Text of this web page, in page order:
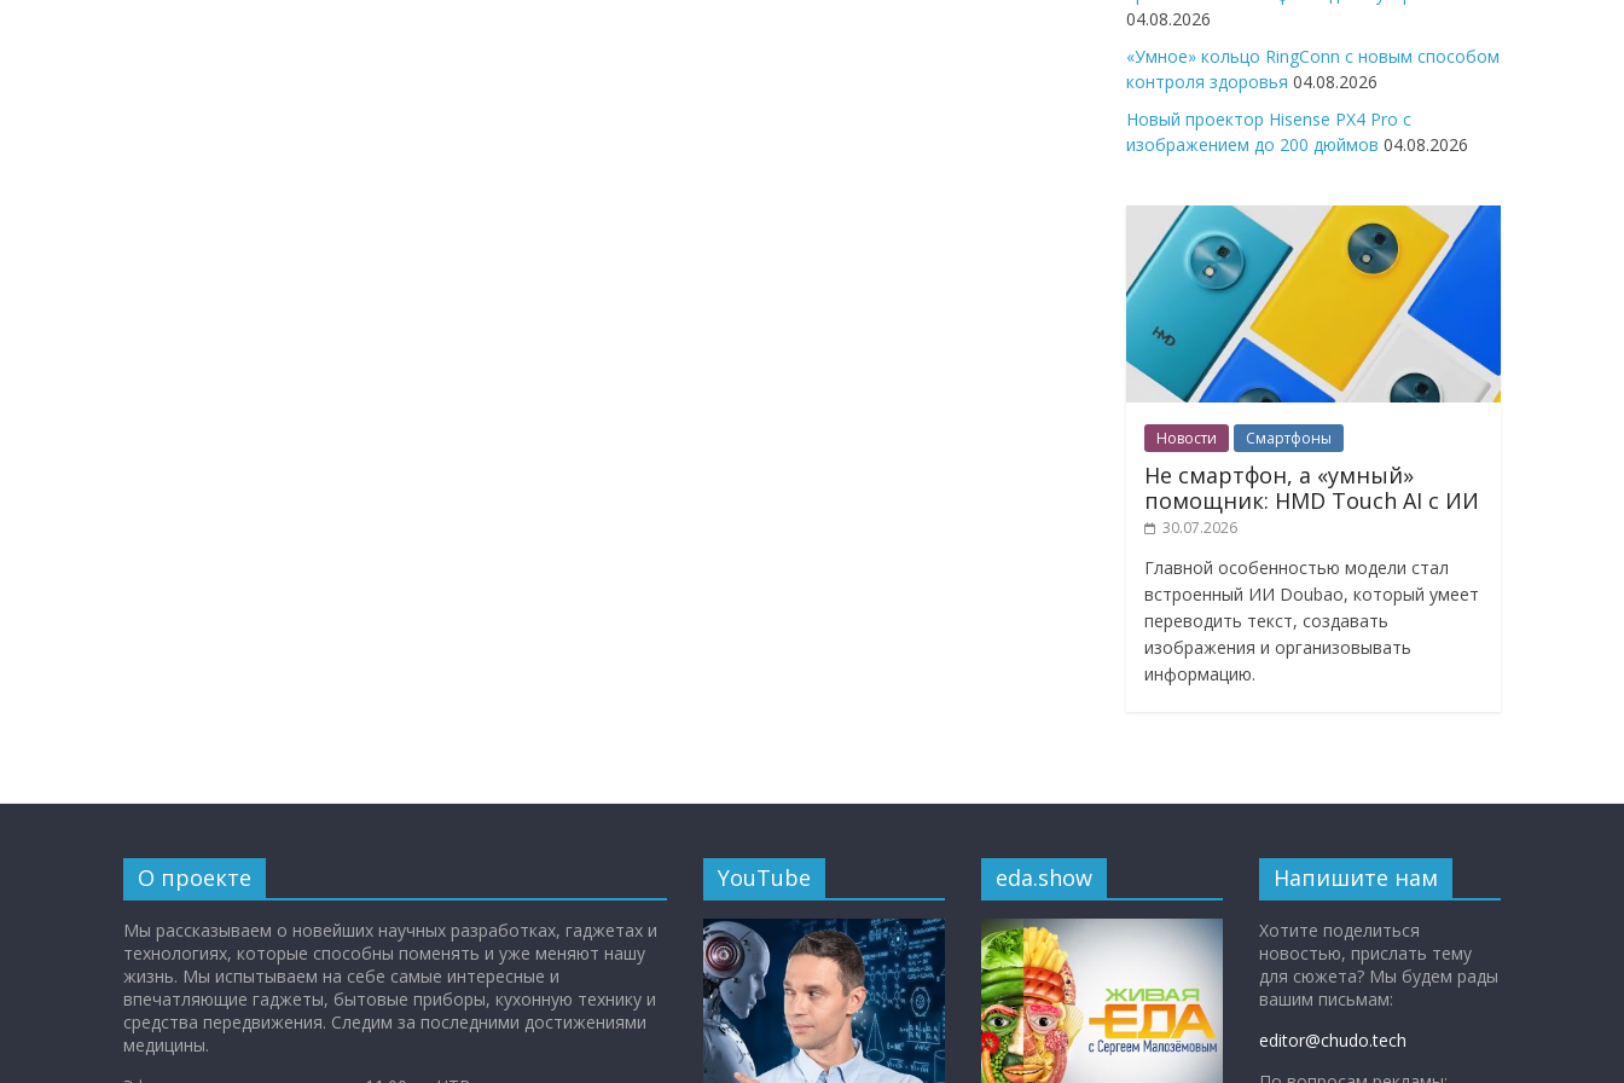
04.08.2026
«Умное» кольцо RingConn с новым способом
контроля здоровья 04.08.2026
Новый проектор Hisense PX4 Pro с
изображением до 200 дюймов 04.08.2026
Новости Смартфоны
Не смартфон, а «умный»
помощник: HMD Touch AI с ИИ
30.07.2026
Главной особенностью модели стал
встроенный ИИ Doubao, который умеет
переводить текст, создавать
изображения и организовывать
информацию.
О проекте
Мы рассказываем о новейших научных разработках, гаджетах и
технологиях, которые способны поменять и уже меняют нашу
жизнь. Мы испытываем на себе самые интересные и
впечатляющие гаджеты, бытовые приборы, кухонную технику и
средства передвижения. Следим за последними достижениями
медицины.
YouTube eda.show Напишите нам
Хотите поделиться
новостью, прислать тему
для сюжета? Мы будем рады
вашим письмам:
editor@chudo.tech